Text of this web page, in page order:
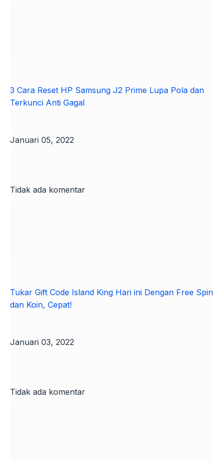
3 Cara Reset HP Samsung J2 Prime Lupa Pola dan
Terkunci Anti Gagal
Januari 05, 2022
Tidak ada komentar
Tukar Gift Code Island King Hari ini Dengan Free Spin
dan Koin, Cepat!
Januari 03, 2022
Tidak ada komentar